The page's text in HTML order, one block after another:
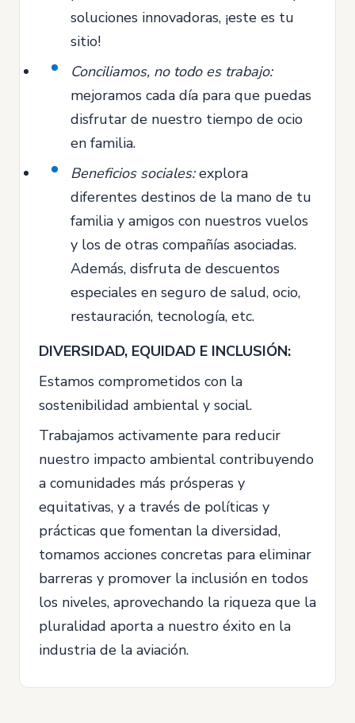
soluciones innovadoras, ¡este es tu
sitio!
Conciliamos, no todo es trabajo:
mejoramos cada día para que puedas
disfrutar de nuestro tiempo de ocio
en familia.
Beneficios sociales:explora
diferentes destinos de la mano de tu
familia y amigos con nuestros vuelos
y los de otras compañías asociadas.
Además, disfruta de descuentos
especiales en seguro de salud, ocio,
restauración, tecnología, etc.
DIVERSIDAD, EQUIDAD E INCLUSIÓN:
Estamos comprometidos con la
sostenibilidad ambiental y social.
Trabajamos activamente para reducir
nuestro impacto ambiental contribuyendo
a comunidades más prósperas y
equitativas, y a través de políticas y
prácticas que fomentan la diversidad,
tomamos acciones concretas para eliminar
barreras y promover la inclusión en todos
los niveles, aprovechando la riqueza que la
pluralidad aporta a nuestro éxito en la
industria de la aviación.